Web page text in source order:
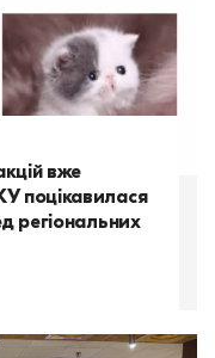
вже
поцікавилася
регіональних